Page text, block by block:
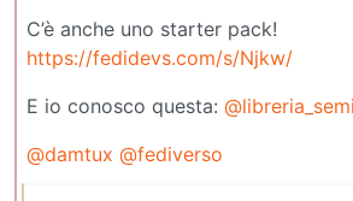
C’è anche uno starter pack!
https://fedidevs.com/s/Njkw/
E io conosco questa:
@damtux @fediverso